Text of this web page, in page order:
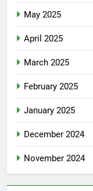
May 2025
April 2025
March 2025
February 2025
January 2025
December 2024
November 2024